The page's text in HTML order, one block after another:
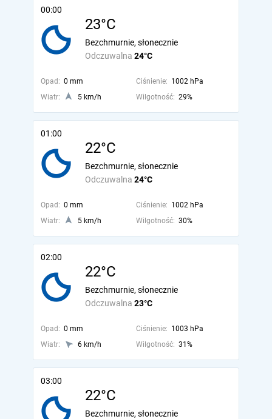
00:00
23°C
Odczuwalna 24°C
Bezchmurnie, słonecznie
Opad: 0 mm Ciśnienie: 1002 hPa
Wiatr:
5 km/h Wilgotność: 29%
01:00
22°C
Odczuwalna 24°C
Bezchmurnie, słonecznie
Opad: 0 mm Ciśnienie: 1002 hPa
Wiatr:
5 km/h Wilgotność: 30%
02:00
22°C
Odczuwalna 23°C
Bezchmurnie, słonecznie
Opad: 0 mm Ciśnienie: 1003 hPa
Wiatr:
6 km/h Wilgotność: 31%
03:00
22°C
Bezchmurnie, słonecznie